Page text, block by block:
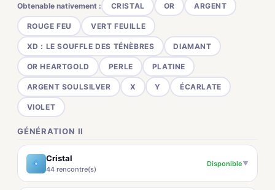
Obtenable nativement : CRISTAL OR ARGENT
ROUGE FEU VERT FEUILLE
XD : LE SOUFFLE DES TÉNÈBRES DIAMANT
OR HEARTGOLD PERLE PLATINE
ARGENT SOULSILVER X Y ÉCARLATE
VIOLET
GÉNÉRATION II
Cristal
44 rencontre(s)
Disponible▼